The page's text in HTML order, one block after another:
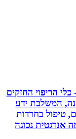
החזקים
כ-18 שנה, המשלבת ידע
בחרדות
נכונה